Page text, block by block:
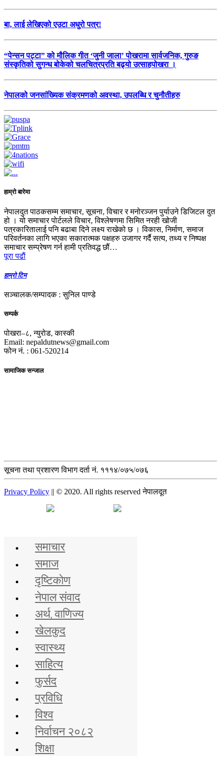
बा, लाई लेखिएको एउटा अधुरो पत्र!
“पेन्सन पट्टा” को मौलिक गीत ‘जुनी जाला’ पोखरामा सार्वजनिक, गुरुङ
संस्कृतिको सुगन्ध बोकेको चलचित्रप्रति बढ्यो उत्साहपोखरा ।
नेपालको जनसांख्यिक संक्रमणको अवस्था, उपलब्धि र चुनौतीहरु
हाम्रो बारेमा
नेपालदुत पाठकसम्म समाचार, सूचना, विचार र मनोरञ्जन पुर्याउने डिजिटल दुत
हो । यो समाचार पोर्टलले विचार, विश्लेषणमा सिमित नरही खोजी
पत्रकारितालाई पनि बढाबा दिने लक्ष्य राखेको छ । विकास, निर्माण, समाज
परिवर्तनका लागि भएका सकारात्मक पक्षहरु उजागर गर्दै सत्य, तथ्य र निष्पक्ष
समाचार सम्प्रेषण गर्न हामी प्रतिवद्ध छौं…
पूरा पढाैं
हाम्रो टिम
सञ्चालक/सम्पादक : सुनिल पाण्डे
सम्पर्क
पोखरा–८, न्युरोड, कास्की
Email: nepaldutnews@gmail.com
फोन नं. : 061-520214
सामाजिक सन्जाल
सूचना तथा प्रशारण विभाग दर्ता नं. १११४/०७५/०७६
Privacy Policy || © 2020. All rights reserved नेपालदूत
समाचार
समाज
दृष्टिकोण
नेपाल संवाद
अर्थ, वाणिज्य
खेलकुद
स्वास्थ्य
साहित्य
फुर्सद
प्रविधि
विश्व
निर्वाचन २०८२
शिक्षा